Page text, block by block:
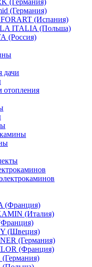
(Германия)
(Германия)
(Испания)
ITALIA (Польша)
(Россия)
дачи
отопления
(Франция)
(Италия)
(Швеция)
(Германия)
(Франция)